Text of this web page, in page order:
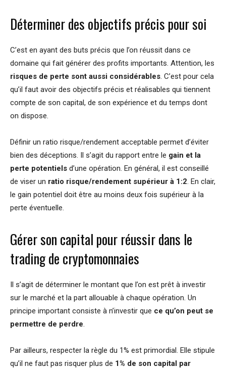
Déterminer des objectifs précis pour soi
C’est en ayant des buts précis que l’on réussit dans ce
domaine qui fait générer des profits importants. Attention, les
risques de perte sont aussi considérables. C’est pour cela
qu’il faut avoir des objectifs précis et réalisables qui tiennent
compte de son capital, de son expérience et du temps dont
on dispose.
Définir un ratio risque/rendement acceptable permet d’éviter
bien des déceptions. Il s’agit du rapport entre le gain et la
perte potentiels d’une opération. En général, il est conseillé
de viser un ratio risque/rendement supérieur à 1:2. En clair,
le gain potentiel doit être au moins deux fois supérieur à la
perte éventuelle.
Gérer son capital pour réussir dans le
trading de cryptomonnaies
Il s’agit de déterminer le montant que l’on est prêt à investir
sur le marché et la part allouable à chaque opération. Un
principe important consiste à n’investir que ce qu’on peut se
permettre de perdre.
Par ailleurs, respecter la règle du 1% est primordial. Elle stipule
qu’il ne faut pas risquer plus de 1% de son capital par